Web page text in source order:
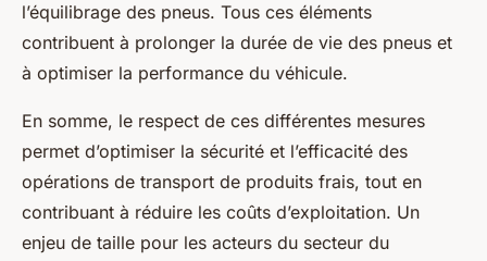
l’équilibrage des pneus. Tous ces éléments
contribuent à prolonger la durée de vie des pneus et
à optimiser la performance du véhicule.
En somme, le respect de ces différentes mesures
permet d’optimiser la sécurité et l’efficacité des
opérations de transport de produits frais, tout en
contribuant à réduire les coûts d’exploitation. Un
enjeu de taille pour les acteurs du secteur du